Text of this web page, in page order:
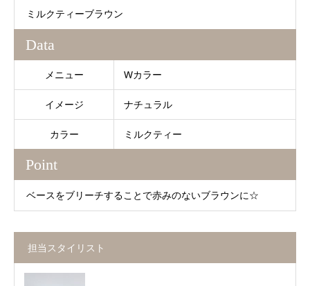
ミルクティーブラウン
Data
メニュー Wカラー
イメージ ナチュラル
カラー ミルクティー
Point
ベースをブリーチすることで赤みのないブラウンに☆
担当スタイリスト